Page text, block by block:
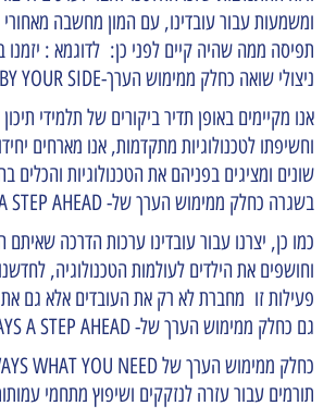
ומשמעות עבור עובדינו, עם המון מחשבה מאחורי
תפיסה ממה שהיה קיים לפני כן: לדוגמא : יזמנו
ניצולי שואה כחלק ממימוש הערך-ALWAYS BY YOUR SIDE
אנו מקיימים באופן תדיר ביקורים של תלמידי
וחשיפתו לטכנולוגיות מתקדמות, אנו מארחים
שונים ומציגים בפניהם את הטכנולוגיות
בשגרה כחלק ממימוש הערך של- ALWAYS A STEP AHEAD
כמו כן, יצרנו עבור עובדינו ערכות הדרכה
וחושפים את הילדים לעולמות הטכנולוגיה,
גם כחלק ממימוש הערך של- ALWAYS A STEP AHEAD
תורמים עבור עזרה לנזקקים ושיפוץ מתחמי